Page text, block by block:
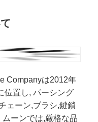
Companyは2012年
位置し, パーシング
ェーン,ブラシ,鍵鎖
ーンでは,厳格な品